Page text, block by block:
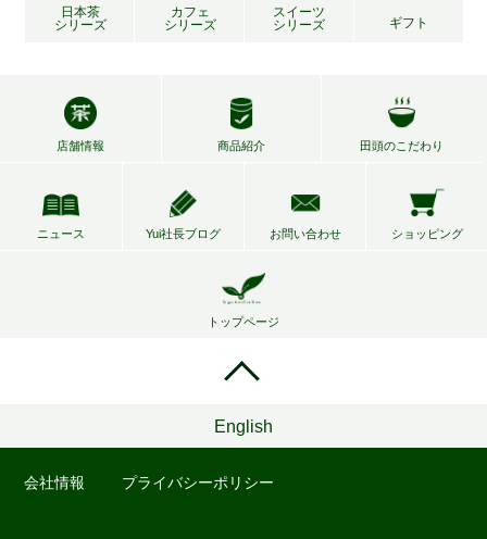
日本茶
シリーズ
カフェ
シリーズ
スイーツ
シリーズ
ギフト
店舗情報 商品紹介 田頭のこだわり
ニュース Yui社長ブログ お問い合わせ ショッピング
トップページ
会社情報 プライバシーポリシー
English